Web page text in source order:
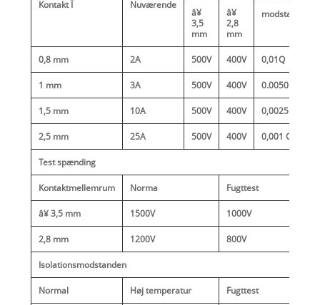
Kontakt Ï Nuværende
modstand
â¥
3,5
mm
â¥
2,8
mm
0,8 mm 2A 500V 400V 0,01Q
1 mm 3A 500V 400V 0.0050
1,5 mm 10A 500V 400V 0,0025 Q
2,5 mm 25A 500V 400V 0,001 Q
Test spænding
Kontaktmellemrum Norma Fugttest
â¥ 3,5 mm 1500V 1000V
2,8 mm 1200V 800V
Isolationsmodstanden
Normal Høj temperatur Fugttest